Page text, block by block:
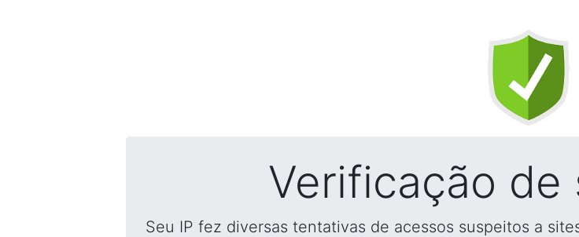
Verificação de
Seu IP fez diversas tentativas de acessos suspeitos a